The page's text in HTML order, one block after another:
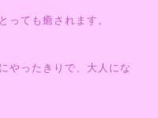
っても癒されます。
やったきりで、大人にな